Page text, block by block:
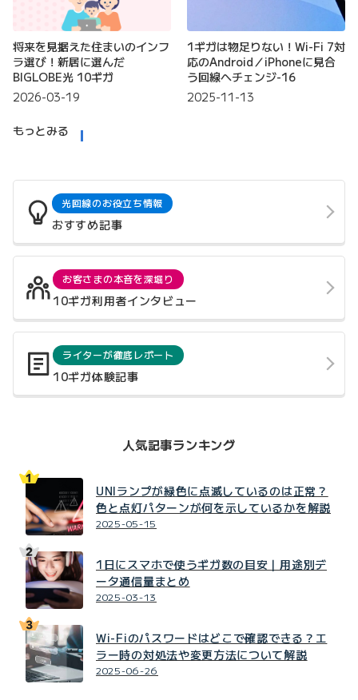
将来を見据えた住まいのインフ
ラ選び！新居に選んだ
BIGLOBE光 10ギガ
2026-03-19
1ギガは物足りない！Wi-Fi 7対
応のAndroid／iPhoneに見合
う回線へチェンジ-16
2025-11-13
もっとみる
光回線のお役立ち情報
おすすめ記事
お客さまの本音を深堀り
10ギガ利用者インタビュー
ライターが徹底レポート
10ギガ体験記事
人気記事ランキング
UNIランプが緑色に点滅しているのは正常？
色と点灯パターンが何を示しているかを解説
2025-05-15
1日にスマホで使うギガ数の目安｜用途別デ
ータ通信量まとめ
2025-03-13
Wi-Fiのパスワードはどこで確認できる？エ
ラー時の対処法や変更方法について解説
2025-06-26